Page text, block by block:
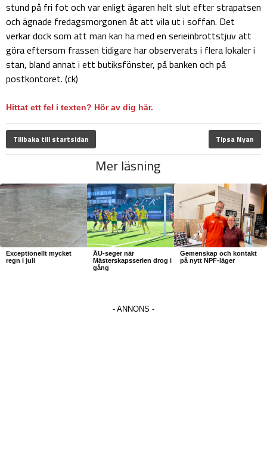
stund på fri fot och var enligt ägaren helt slut efter strapatsen
och ägnade fredagsmorgonen åt att vila ut i soffan. Det
verkar dock som att man kan ha med en serieinbrottstjuv att
göra eftersom frassen tidigare har observerats i flera lokaler i
stan, bland annat i ett butiksfönster, på banken och på
postkontoret. (ck)
Hittat ett fel i texten? Hör av dig här.
Tillbaka till startsidan Tipsa Nyan
Mer läsning
Exceptionellt mycket
regn i juli
ÅU-seger när
Mästerskapsserien drog i
gång
Gemenskap och kontakt
på nytt NPF-läger